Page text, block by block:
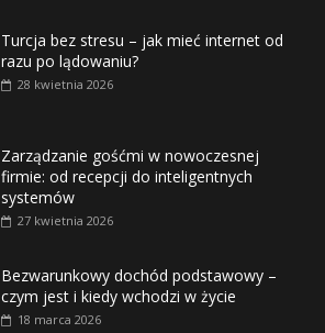
Turcja bez stresu – jak mieć internet od
razu po lądowaniu?
28 kwietnia 2026
Zarządzanie gośćmi w nowoczesnej
firmie: od recepcji do inteligentnych
systemów
27 kwietnia 2026
Bezwarunkowy dochód podstawowy –
czym jest i kiedy wchodzi w życie
18 marca 2026